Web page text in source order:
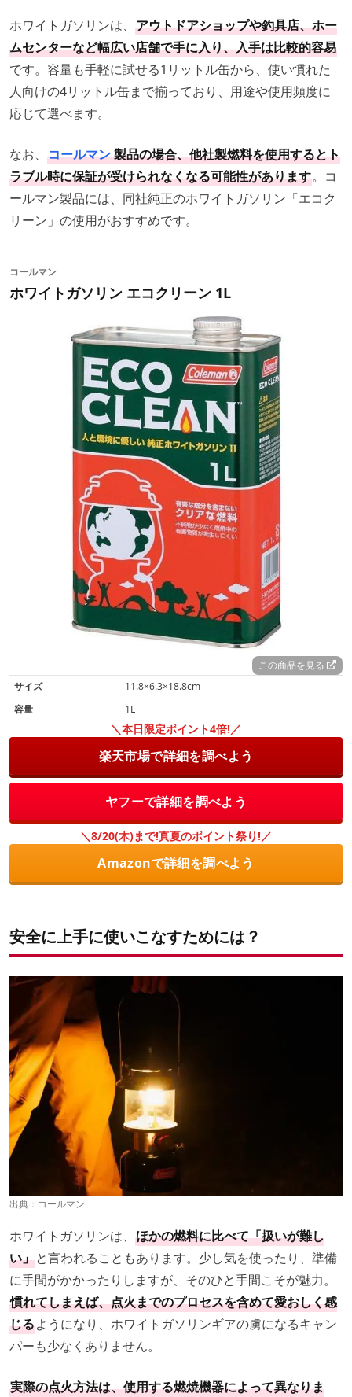
ホワイトガソリンは、 アウトドアショップや釣具店、ホー
ムセンターなど幅広い店舗で手に入り、入手は比較的容易
です。容量も手軽に試せる1リットル缶から、使い慣れた
人向けの4リットル缶まで揃っており、用途や使用頻度に
応じて選べます。
なお、 コールマン製品の場合、他社製燃料を使用するとト
ラブル時に保証が受けられなくなる可能性があります。コ
ールマン製品には、同社純正のホワイトガソリン「エコク
リーン」の使用がおすすめです。
コールマン
ホワイトガソリン エコクリーン 1L
この商品を見る
サイズ
11.8×6.3×18.8cm
容量
1L
＼本日限定ポイント4倍!／
楽天市場で詳細を調べよう
ヤフーで詳細を調べよう
＼8/20(木)まで!真夏のポイント祭り!／
Amazonで詳細を調べよう
安全に上手に使いこなすためには？
出典： コールマン
ホワイトガソリンは、 ほかの燃料に比べて「扱いが難し
い」と言われることもあります。少し気を使ったり、準備
に手間がかかったりしますが、そのひと手間こそが魅力。
慣れてしまえば、点火までのプロセスを含めて愛おしく感
じるようになり、ホワイトガソリンギアの虜になるキャン
パーも少なくありません。
実際の点火方法は、使用する燃焼機器によって異なりま